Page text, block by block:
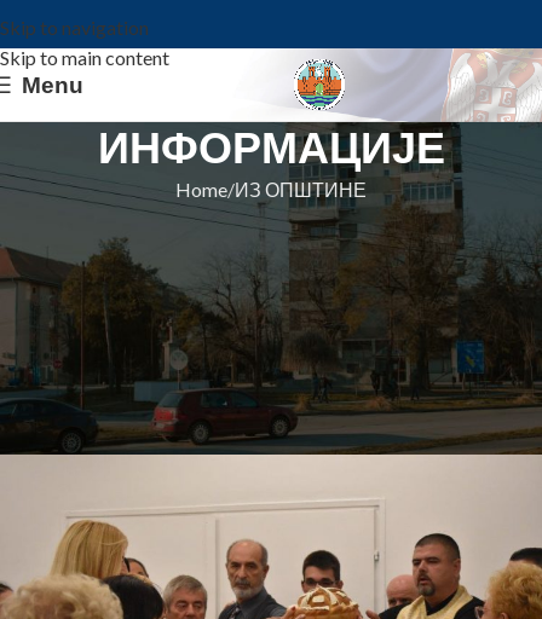
Skip to navigation
Skip to main content
Menu
ИНФОРМАЦИЈЕ
Home ИЗ ОПШТИНЕ
ИЗ ОПШТИНЕ
ОБЕЛЕЖЕНА СЛАВА ГРАДА –
РОК КОНЦЕРТОМ НА ТРГУ
НАЈАВЉЕНО И БОГАТО
КУЛТУРНО ЛЕТО
Општина КовинOn 28. jul 2021.